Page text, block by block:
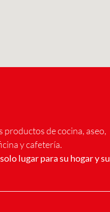
de cocina, aseo,
y cafetería.
lugar para su hogar y su